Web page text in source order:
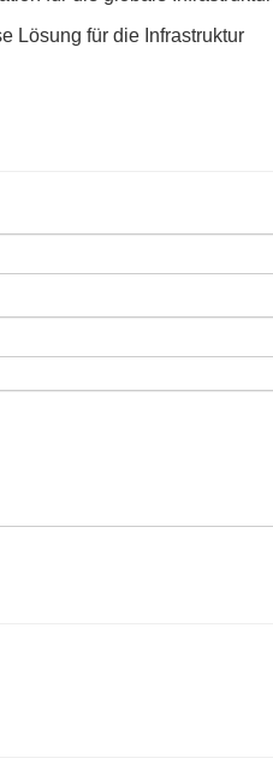
Lösung für die Infrastruktur